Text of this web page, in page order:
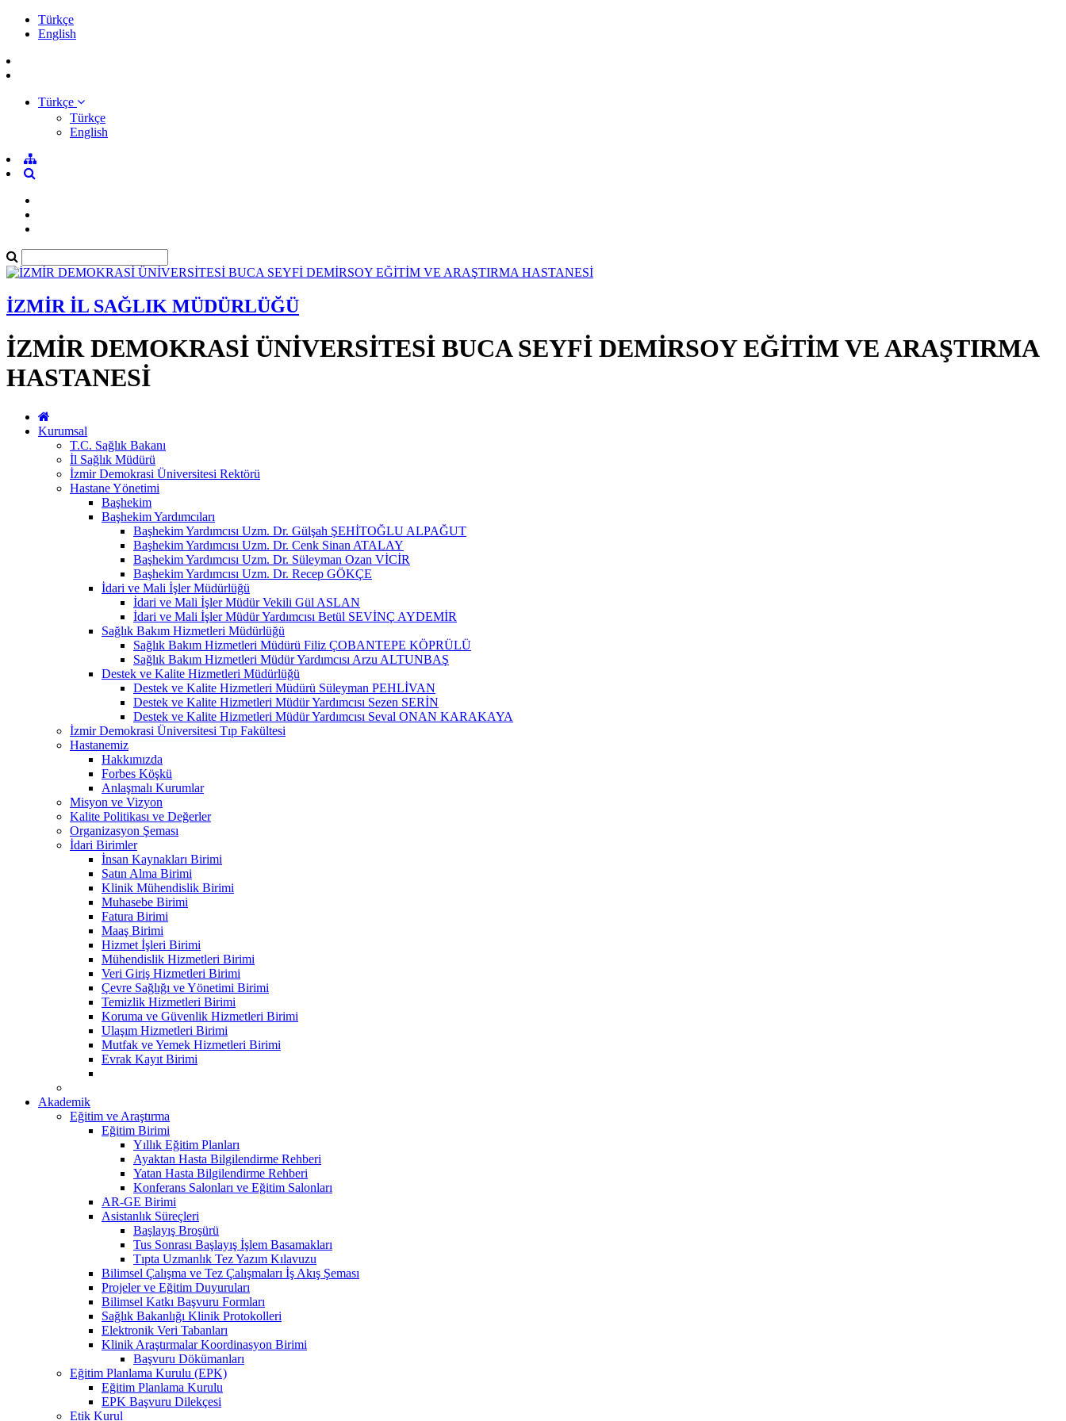
Türkçe
English
Türkçe
Türkçe
English
İZMİR İL SAĞLIK MÜDÜRLÜĞÜ
İZMİR DEMOKRASİ ÜNİVERSİTESİ BUCA SEYFİ DEMİRSOY EĞİTİM VE ARAŞTIRMA
HASTANESİ
Kurumsal
T.C. Sağlık Bakanı
İl Sağlık Müdürü
İzmir Demokrasi Üniversitesi Rektörü
Hastane Yönetimi
Başhekim
Başhekim Yardımcıları
Başhekim Yardımcısı Uzm. Dr. Gülşah ŞEHİTOĞLU ALPAĞUT
Başhekim Yardımcısı Uzm. Dr. Cenk Sinan ATALAY
Başhekim Yardımcısı Uzm. Dr. Süleyman Ozan VİCİR
Başhekim Yardımcısı Uzm. Dr. Recep GÖKÇE
İdari ve Mali İşler Müdürlüğü
İdari ve Mali İşler Müdür Vekili Gül ASLAN
İdari ve Mali İşler Müdür Yardımcısı Betül SEVİNÇ AYDEMİR
Sağlık Bakım Hizmetleri Müdürlüğü
Sağlık Bakım Hizmetleri Müdürü Filiz ÇOBANTEPE KÖPRÜLÜ
Sağlık Bakım Hizmetleri Müdür Yardımcısı Arzu ALTUNBAŞ
Destek ve Kalite Hizmetleri Müdürlüğü
Destek ve Kalite Hizmetleri Müdürü Süleyman PEHLİVAN
Destek ve Kalite Hizmetleri Müdür Yardımcısı Sezen SERİN
Destek ve Kalite Hizmetleri Müdür Yardımcısı Seval ONAN KARAKAYA
İzmir Demokrasi Üniversitesi Tıp Fakültesi
Hastanemiz
Hakkımızda
Forbes Köşkü
Anlaşmalı Kurumlar
Misyon ve Vizyon
Kalite Politikası ve Değerler
Organizasyon Şeması
İdari Birimler
İnsan Kaynakları Birimi
Satın Alma Birimi
Klinik Mühendislik Birimi
Muhasebe Birimi
Fatura Birimi
Maaş Birimi
Hizmet İşleri Birimi
Mühendislik Hizmetleri Birimi
Veri Giriş Hizmetleri Birimi
Çevre Sağlığı ve Yönetimi Birimi
Temizlik Hizmetleri Birimi
Koruma ve Güvenlik Hizmetleri Birimi
Ulaşım Hizmetleri Birimi
Mutfak ve Yemek Hizmetleri Birimi
Evrak Kayıt Birimi
Akademik
Eğitim ve Araştırma
Eğitim Birimi
Yıllık Eğitim Planları
Ayaktan Hasta Bilgilendirme Rehberi
Yatan Hasta Bilgilendirme Rehberi
Konferans Salonları ve Eğitim Salonları
AR-GE Birimi
Asistanlık Süreçleri
Başlayış Broşürü
Tus Sonrası Başlayış İşlem Basamakları
Tıpta Uzmanlık Tez Yazım Kılavuzu
Bilimsel Çalışma ve Tez Çalışmaları İş Akış Şeması
Projeler ve Eğitim Duyuruları
Bilimsel Katkı Başvuru Formları
Sağlık Bakanlığı Klinik Protokolleri
Elektronik Veri Tabanları
Klinik Araştırmalar Koordinasyon Birimi
Başvuru Dökümanları
Eğitim Planlama Kurulu (EPK)
Eğitim Planlama Kurulu
EPK Başvuru Dilekçesi
Etik Kurul